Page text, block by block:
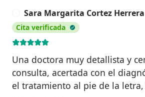
Sara Margarita Cortez Herrera
Cita verificada
Una doctora muy detallista y
consulta, acertada con el
el tratamiento al pie de la